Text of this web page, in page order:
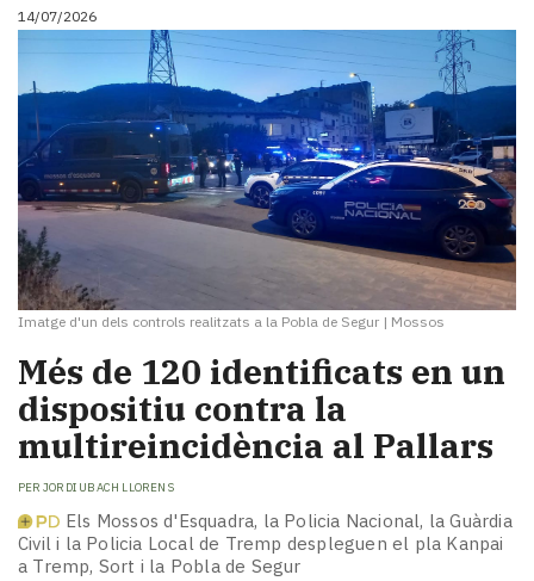
14/07/2026
Imatge d'un dels controls realitzats a la Pobla de Segur | Mossos
​Més de 120 identificats en un
dispositiu contra la
multireincidència al Pallars
PER JORDI UBACH LLORENS
Els Mossos d'Esquadra, la Policia Nacional, la Guàrdia
Civil i la Policia Local de Tremp despleguen el pla Kanpai
a Tremp, Sort i la Pobla de Segur